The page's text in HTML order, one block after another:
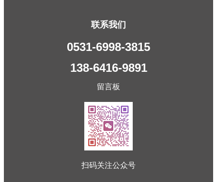
联系我们
0531-6998-3815
138-6416-9891
留言板
扫码关注公众号